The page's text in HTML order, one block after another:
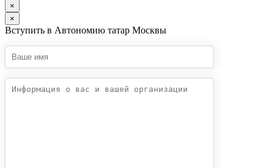
×
×
Вступить в Автономию татар Москвы